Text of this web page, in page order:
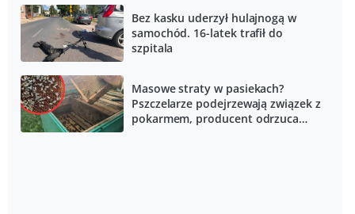
Bez kasku uderzył hulajnogą w
samochód. 16-latek trafił do
szpitala
Masowe straty w pasiekach?
Pszczelarze podejrzewają związek z
pokarmem, producent odrzuca